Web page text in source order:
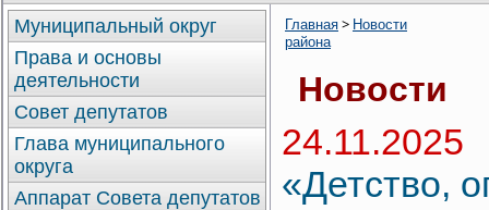
Главная > Новости
района
Новости
24.11.2025
«Детство,
Муниципальный округ
Права и основы
деятельности
Совет депутатов
Глава муниципального
округа
Аппарат Совета депутатов